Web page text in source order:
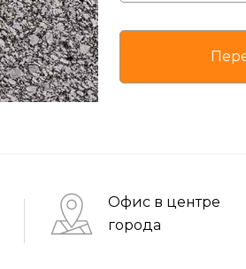
Офис в центре
города